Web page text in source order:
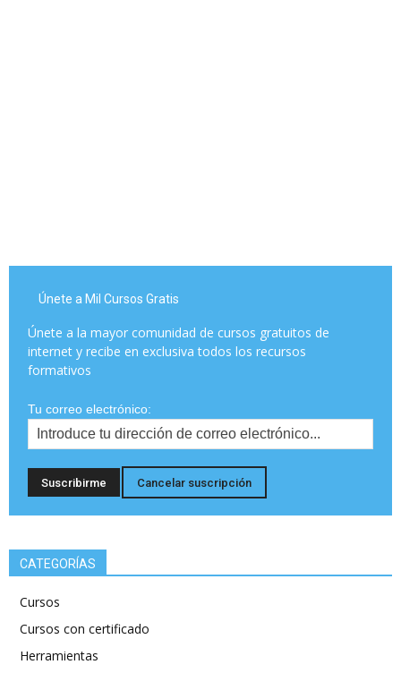
Únete a Mil Cursos Gratis
Únete a la mayor comunidad de cursos gratuitos de
internet y recibe en exclusiva todos los recursos
formativos
Tu correo electrónico:
CATEGORÍAS
Cursos
Cursos con certificado
Herramientas